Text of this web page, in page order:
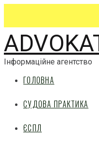
Інформаційне агентство
ГОЛОВНА
СУДОВА ПРАКТИКА
ЄСПЛ